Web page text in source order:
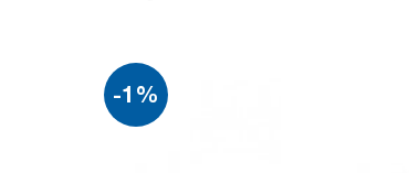
-1%